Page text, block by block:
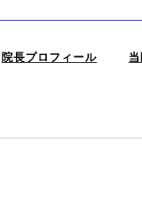
院長プロフィール